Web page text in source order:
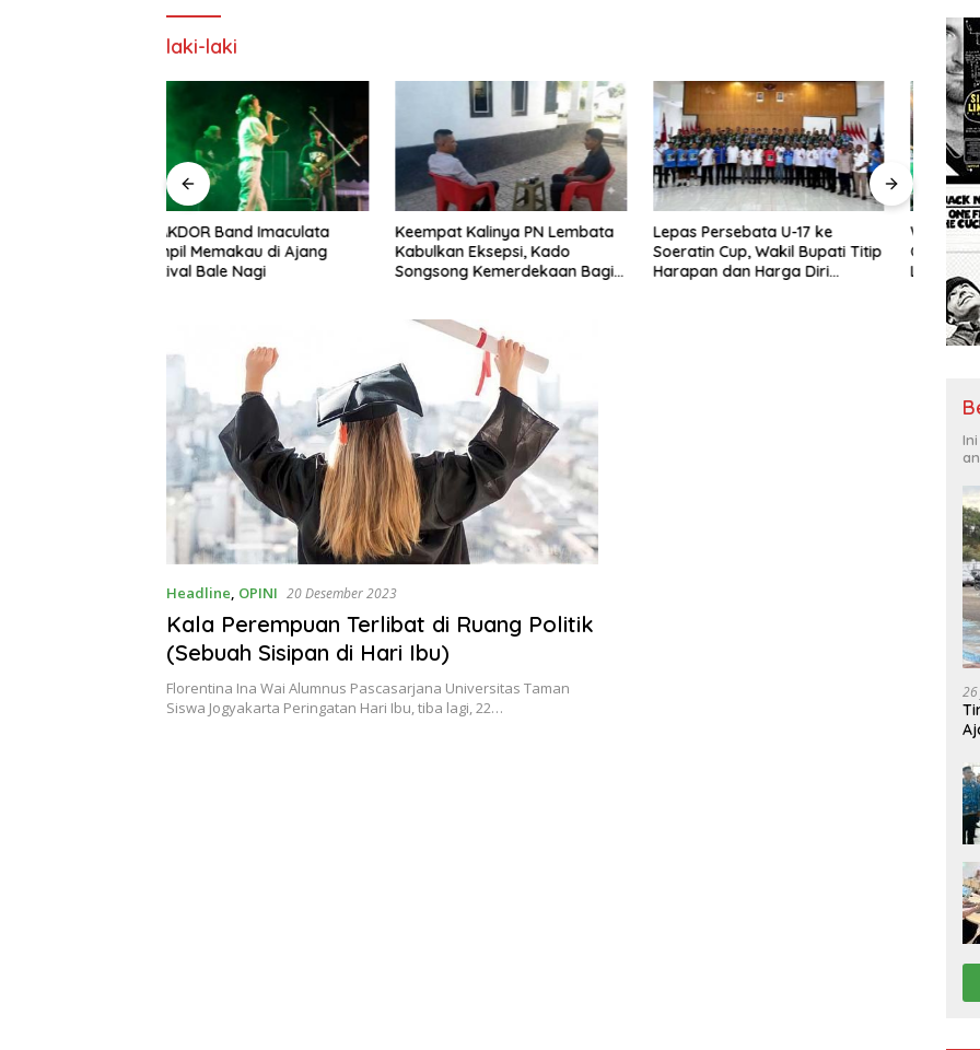
laki-laki
Keempat Kalinya PN Lembata
Kabulkan Eksepsi, Kado
Songsong Kemerdekaan Bagi
Lepas Persebata U-17 ke
Soeratin Cup, Wakil Bupati Titip
Harapan dan Harga Diri
Wakil Bupati Lembata: Al-
Qur’an dan Sunnah adalah
Landasan Peradaban Hadapi
Headline, OPINI 20 Desember 2023
Kala Perempuan Terlibat di Ruang Politik
(Sebuah Sisipan di Hari Ibu)
Florentina Ina Wai Alumnus Pascasarjana Universitas Taman
Siswa Jogyakarta Peringatan Hari Ibu, tiba lagi, 22…